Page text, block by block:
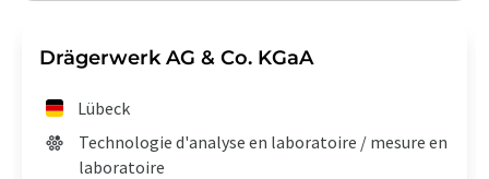
Drägerwerk AG & Co. KGaA
Lübeck
Technologie d'analyse en laboratoire / mesure en
laboratoire